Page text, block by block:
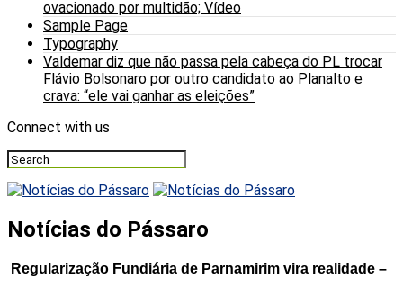
ovacionado por multidão; Vídeo
Sample Page
Typography
Valdemar diz que não passa pela cabeça do PL trocar
Flávio Bolsonaro por outro candidato ao Planalto e
crava: “ele vai ganhar as eleições”
Connect with us
Notícias do Pássaro
Regularização Fundiária de Parnamirim vira realidade –